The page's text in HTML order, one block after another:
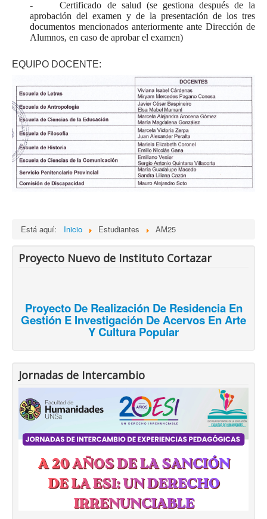
- Certificado de salud (se gestiona después de la
aprobación del examen y de la presentación de los tres
documentos mencionados anteriormente ante Dirección de
Alumnos, en caso de aprobar el examen)
EQUIPO DOCENTE:
Está aquí: Inicio Estudiantes AM25
Proyecto Nuevo de Instituto Cortazar
Proyecto De Realización De Residencia En
Gestión E Investigación De Acervos En Arte
Y Cultura Popular
Jornadas de Intercambio